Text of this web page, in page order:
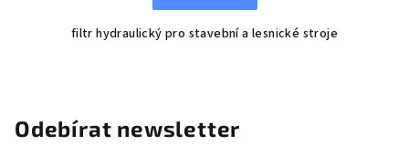
filtr hydraulický pro stavební a lesnické stroje
Odebírat newsletter